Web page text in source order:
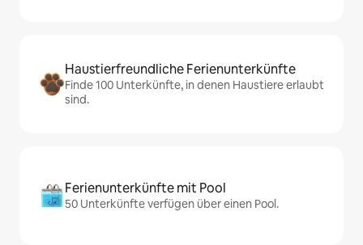
Haustierfreundliche Ferienunterkünfte
Finde 100 Unterkünfte, in denen Haustiere erlaubt
sind.
Ferienunterkünfte mit Pool
50 Unterkünfte verfügen über einen Pool.